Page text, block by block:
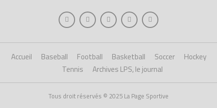
Accueil Baseball Football Basketball Soccer
Hockey
Tennis
Archives LPS, le journal
Tous droit réservés © 2025 La Page Sportive